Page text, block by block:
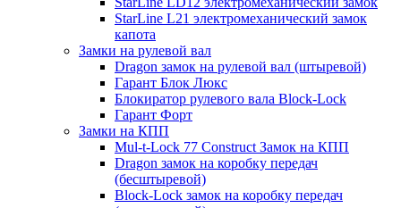
StarLine L21 электромеханический замок
капота
Замки на рулевой вал
Dragon замок на рулевой вал (штыревой)
Гарант Блок Люкс
Блокиратор рулевого вала Block-Lock
Гарант Форт
Замки на КПП
Mul-t-Lock 77 Construct Замок на КПП
Dragon замок на коробку передач
(бесштыревой)
Block-Lock замок на коробку передач